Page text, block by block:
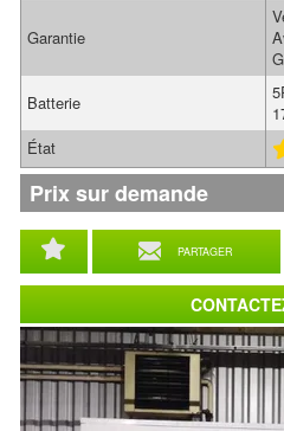
PARTAGER
Garantie
Batterie
État
Prix sur demande